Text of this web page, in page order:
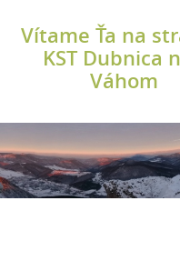
Vítame Ťa na
KST Dubnica
Váhom